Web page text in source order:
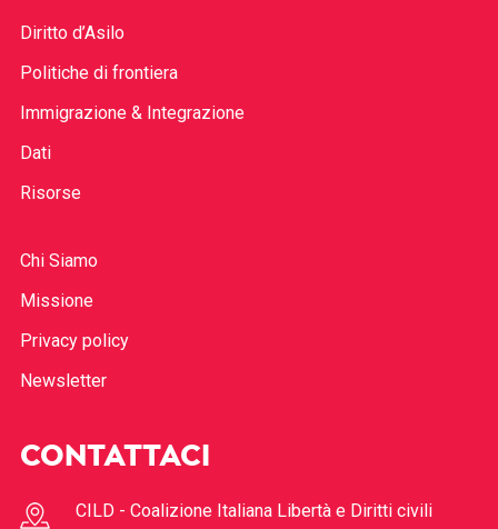
Diritto d’Asilo
Politiche di frontiera
Immigrazione & Integrazione
Dati
Risorse
Chi Siamo
Missione
Privacy policy
Newsletter
CONTATTACI
CILD - Coalizione Italiana Libertà e Diritti civili